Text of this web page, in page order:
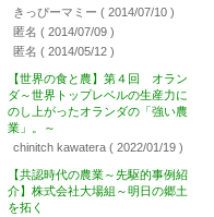
きっぴーマミー ( 2014/07/10 )
匿名 ( 2014/07/09 )
匿名 ( 2014/05/12 )
【世界の食と農】第４回 オラン
ダ～世界トップレベルの生産力に
のし上がったオランダの「強い農
業」。～
chinitch kawatera ( 2022/01/19 )
【共認時代の農業～先駆的事例紹
介】株式会社大場組～明日の郷土
を拓く